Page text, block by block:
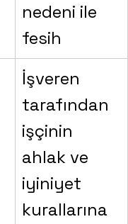
nedeni ile
fesih
İşveren
tarafından
işçinin
ahlak ve
iyiniyet
kurallarına